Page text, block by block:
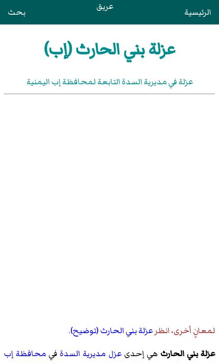
الرئيسية عريق بحث
عزلة بني الحارث (إب)
عزلة في مديرية السدة التابعة لمحافظة إب اليمنية
لمعانٍ أخرى، انظرعزلة بني الحارث (توضيح).
عزلة بني الحارث هي إحدىعزل مديرية السدة في محافظة إب